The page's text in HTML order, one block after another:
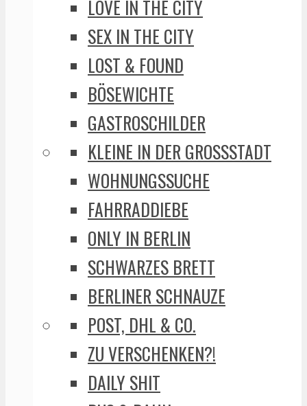
LOVE IN THE CITY
SEX IN THE CITY
LOST & FOUND
BÖSEWICHTE
GASTROSCHILDER
KLEINE IN DER GROSSSTADT
WOHNUNGSSUCHE
FAHRRADDIEBE
ONLY IN BERLIN
SCHWARZES BRETT
BERLINER SCHNAUZE
POST, DHL & CO.
ZU VERSCHENKEN?!
DAILY SHIT